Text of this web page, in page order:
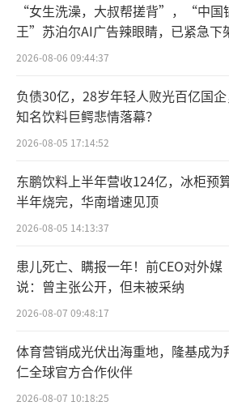
刘勇军加入石药之际，
的价值回归之路以及全球化
力。在石药任职之前，刘
裁。2024年8月25日，信达
信达生物总裁刘勇军已离职
刘勇军在医药研发领域
石药集团曾称其深耕生物医
是免疫学、肿瘤学以及转化
的科学家，曾任信达生物、
等多家公司的研发负责人，
构和全球顶尖制药企业研发
在加入信达之际，澎湃
“女生洗澡，大叔帮搓背”，“中国
王”苏泊尔AI广告辣眼睛，已紧急下
2026-08-06 09:44:37
负债30亿，28岁年轻人败光百亿国企
知名饮料巨鳄悲情落幕？
2026-08-05 17:14:52
东鹏饮料上半年营收124亿，冰柜预
半年烧完，华南增速见顶
2026-08-05 14:13:37
患儿死亡、瞒报一年！前CEO对外媒
说：曾主张公开，但未被采纳
2026-08-07 09:48:17
体育营销成光伏出海重地，隆基成为
仁全球官方合作伙伴
2026-08-07 10:18:25